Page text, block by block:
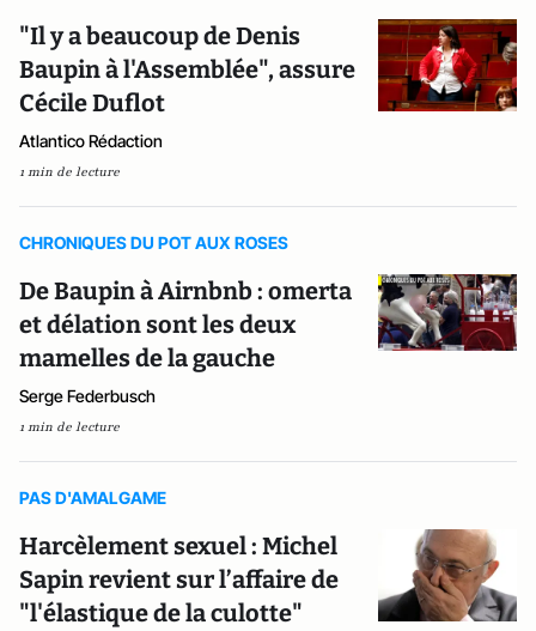
"Il y a beaucoup de Denis
Baupin à l'Assemblée", assure
Cécile Duflot
Atlantico Rédaction
1 min de lecture
CHRONIQUES DU POT AUX ROSES
De Baupin à Airnbnb : omerta
et délation sont les deux
mamelles de la gauche
Serge Federbusch
1 min de lecture
PAS D'AMALGAME
Harcèlement sexuel : Michel
Sapin revient sur l’affaire de
"l'élastique de la culotte"